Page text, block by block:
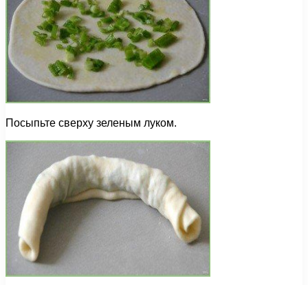
Посыпьте сверху зеленым луком.